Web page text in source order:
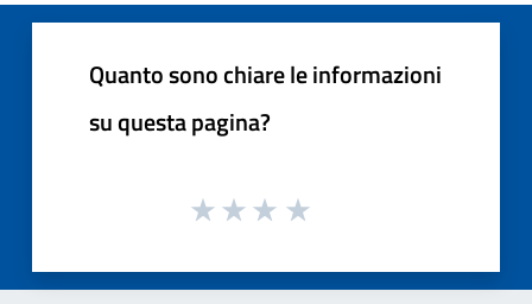
Quanto sono chiare le informazioni
su questa pagina?